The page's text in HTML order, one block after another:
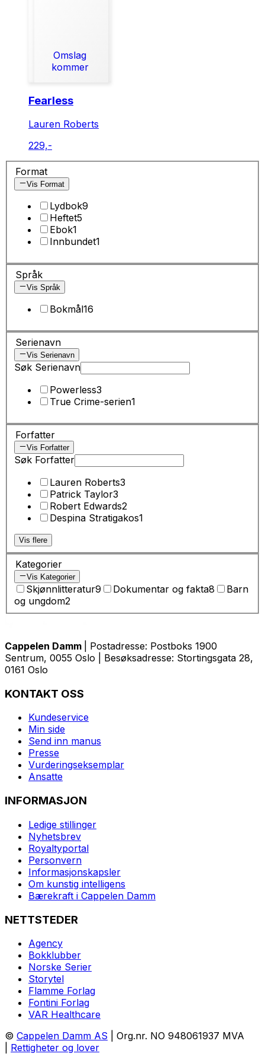
Omslag
kommer
Fearless
Lauren Roberts
229,-
Format
Vis Format
Lydbok9
Heftet5
Ebok1
Innbundet1
Språk
Vis Språk
Bokmål16
Serienavn
Vis Serienavn
Søk Serienavn
Powerless3
True Crime-serien1
Forfatter
Vis Forfatter
Søk Forfatter
Lauren Roberts3
Patrick Taylor3
Robert Edwards2
Despina Stratigakos1
Vis flere
Kategorier
Vis Kategorier
Skjønnlitteratur9 Dokumentar og fakta8
Barn
og ungdom2
Cappelen Damm
| Postadresse: Postboks 1900
Sentrum, 0055 Oslo | Besøksadresse: Stortingsgata 28,
0161 Oslo
KONTAKT OSS
Kundeservice
Min side
Send inn manus
Presse
Vurderingseksemplar
Ansatte
INFORMASJON
Ledige stillinger
Nyhetsbrev
Royaltyportal
Personvern
Informasjonskapsler
Om kunstig intelligens
Bærekraft i Cappelen Damm
NETTSTEDER
Agency
Bokklubber
Norske Serier
Storytel
Flamme Forlag
Fontini Forlag
VAR Healthcare
© Cappelen Damm AS | Org.nr. NO 948061937 MVA
Rettigheter og lover